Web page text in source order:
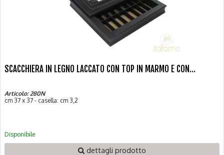
SCACCHIERA IN LEGNO LACCATO CON TOP IN MARMO E CON...
Articolo: 280N
cm 37 x 37 - casella: cm 3,2
Disponibile
dettagli prodotto